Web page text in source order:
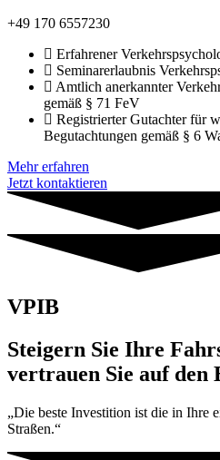
+49 170 6557230
Erfahrener
Seminarerlaubnis
Amtlich anerkannter
gemäß § 71 FeV
Registrierter Gutachter für
Begutachtungen gemäß § 6
Mehr erfahren
Jetzt kontaktieren
VPIB
Steigern Sie Ihre
vertrauen Sie auf den
„Die beste Investition ist die in Ihre
Straßen.“